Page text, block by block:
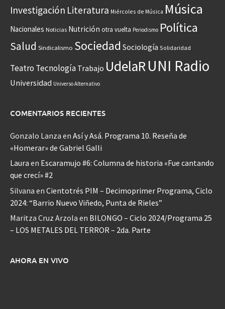
Investigación Literatura Miércoles de Música Música
Nacionales Noticias Nutrición otra vuelta Periodismo Política
Salud Sindicalismo Sociedad Sociología Solidaridad
Teatro Tecnología Trabajo UdelaRUNI Radio
Universidad Universo Alternativo
COMENTARIOS RECIENTES
Gonzalo Lanza en Así y Asá. Programa 10. Reseña de
«Homerar» de Gabriel Galli
Laura en Escaramujo #6: Columna de historia «Fue cantando
que crecí» #2
Silvana en Cientotrés PIM – Decimoprimer Programa, Ciclo
2024: “Barrio Nuevo Viñedo, Punta de Rieles”
Maritza Cruz Arzola en BILONGO – Ciclo 2024/Programa 25
– LOS METALES DEL TERROR – 2da. Parte
AHORA EN VIVO